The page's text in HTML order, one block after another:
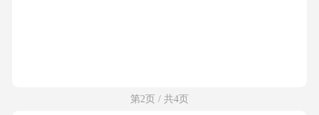
第2页 / 共4页